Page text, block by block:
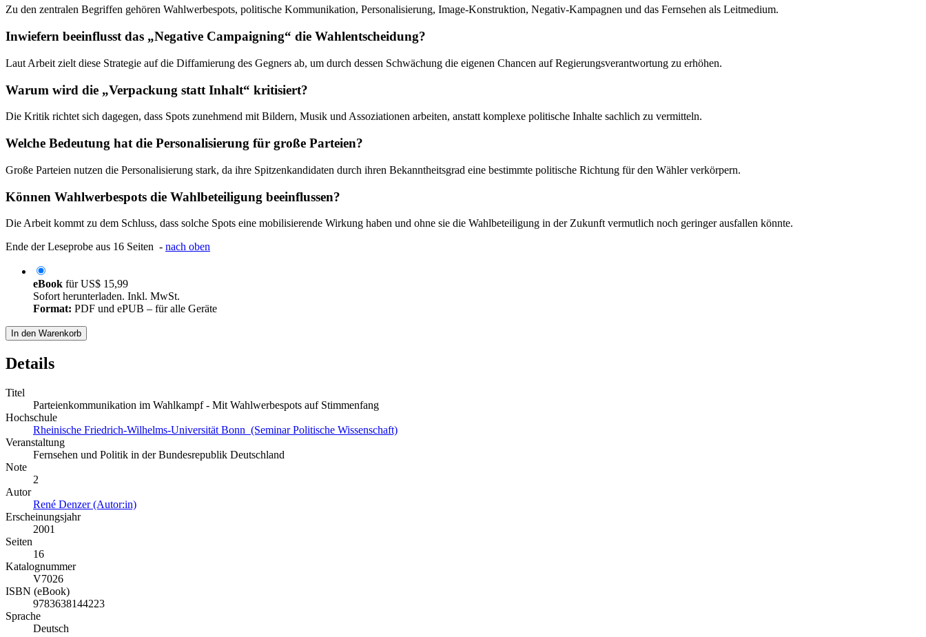
Zu den zentralen Begriffen gehören Wahlwerbespots, politische Kommunikation, Personalisierung, Image-Konstruktion, Negativ-Kampagnen und das Fernsehen als Leitmedium.
Inwiefern beeinflusst das „Negative Campaigning“ die Wahlentscheidung?
Laut Arbeit zielt diese Strategie auf die Diffamierung des Gegners ab, um durch dessen Schwächung die eigenen Chancen auf Regierungsverantwortung zu erhöhen.
Warum wird die „Verpackung statt Inhalt“ kritisiert?
Die Kritik richtet sich dagegen, dass Spots zunehmend mit Bildern, Musik und Assoziationen arbeiten, anstatt komplexe politische Inhalte sachlich zu vermitteln.
Welche Bedeutung hat die Personalisierung für große Parteien?
Große Parteien nutzen die Personalisierung stark, da ihre Spitzenkandidaten durch ihren Bekanntheitsgrad eine bestimmte politische Richtung für den Wähler verkörpern.
Können Wahlwerbespots die Wahlbeteiligung beeinflussen?
Die Arbeit kommt zu dem Schluss, dass solche Spots eine mobilisierende Wirkung haben und ohne sie die Wahlbeteiligung in der Zukunft vermutlich noch geringer ausfallen könnte.
Ende der Leseprobe aus 16 Seiten - nach oben
eBook fürUS$ 15,99
Sofort herunterladen. Inkl. MwSt.
Format: PDF und ePUB – für alle Geräte
In den Warenkorb
Details
Titel
Parteienkommunikation im Wahlkampf - Mit Wahlwerbespots auf Stimmenfang
Hochschule
Rheinische Friedrich-Wilhelms-Universität Bonn (Seminar Politische Wissenschaft)
Veranstaltung
Fernsehen und Politik in der Bundesrepublik Deutschland
Note
2
Autor
René Denzer (Autor:in)
Erscheinungsjahr
2001
Seiten
16
Katalognummer
V7026
ISBN (eBook)
9783638144223
Sprache
Deutsch